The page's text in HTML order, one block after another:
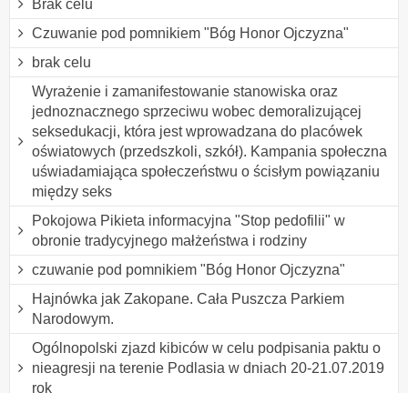
Brak celu
Czuwanie pod pomnikiem "Bóg Honor Ojczyzna"
brak celu
Wyrażenie i zamanifestowanie stanowiska oraz
jednoznacznego sprzeciwu wobec demoralizującej
seksedukacji, która jest wprowadzana do placówek
oświatowych (przedszkoli, szkół). Kampania społeczna
uświadamiająca społeczeństwu o ścisłym powiązaniu
między seks
Pokojowa Pikieta informacyjna "Stop pedofilii" w
obronie tradycyjnego małżeństwa i rodziny
czuwanie pod pomnikiem "Bóg Honor Ojczyzna"
Hajnówka jak Zakopane. Cała Puszcza Parkiem
Narodowym.
Ogólnopolski zjazd kibiców w celu podpisania paktu o
nieagresji na terenie Podlasia w dniach 20-21.07.2019
rok